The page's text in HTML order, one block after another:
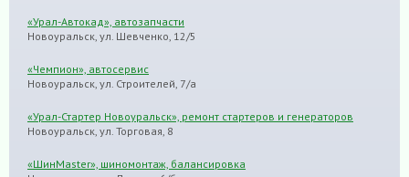
«Урал-Автокад», автозапчасти
Новоуральск, ул. Шевченко, 12/5
«Чемпион», автосервис
Новоуральск, ул. Строителей, 7/а
«Урал-Стартер Новоуральск», ремонт стартеров и генераторов
Новоуральск, ул. Торговая, 8
«ШинMaster», шиномонтаж, балансировка